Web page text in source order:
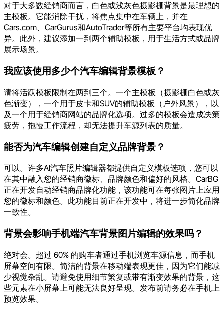
对于大多数经销商而言，白色或浅灰色摄影棚背景是最理想的
主模板。它能消除干扰，将焦点集中在车辆上，并在
Cars.com、CarGurus和AutoTrader等所有主要平台均表现优
异。此外，建议添加一到两个辅助模板，用于生活方式或品牌
展示场景。
我应该使用多少个汽车编辑背景模板？
请将活跃模板限制在两到三个。一个主模板（摄影棚白色或灰
色渐变），一个用于皮卡和SUV的辅助模板（户外风景），以
及一个用于经销商网站的品牌化选项。过多的模板会造成决策
疲劳，拖慢工作流程，却无法提升车源列表的质量。
能否为汽车编辑创建自定义品牌背景？
可以。许多AI汽车照片编辑器都提供自定义模板选项，您可以
在其中融入您的经销商徽标、品牌颜色和偏好的风格。CarBG
正在开发自动经销商品牌化功能，该功能可在每张图片上应用
您的徽标和颜色。此功能目前正在开发中，将进一步简化品牌
一致性。
背景会影响手机端汽车背景图片编辑的效果吗？
绝对会。超过 60% 的购车者通过手机浏览车源信息，而手机
屏幕空间有限。简洁的背景在移动端表现更佳，因为它们能减
少视觉杂乱。请避免使用细节繁复或带有渐变效果的背景，这
些元素在小屏幕上可能无法良好呈现。发布前请务必在手机上
预览效果。